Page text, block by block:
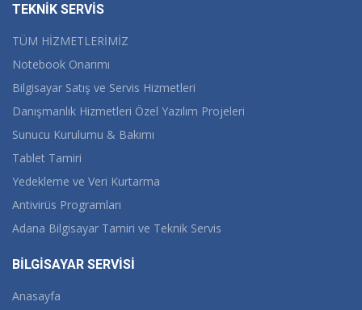
TEKNİK SERVİS
TÜM HİZMETLERİMİZ
Notebook Onarımı
Bilgisayar Satış ve Servis Hizmetleri
Danışmanlık Hizmetleri Özel Yazılım Projeleri
Sunucu Kurulumu & Bakımı
Tablet Tamiri
Yedekleme ve Veri Kurtarma
Antivirüs Programları
Adana Bilgisayar Tamiri ve Teknik Servis
BİLGİSAYAR SERVİSİ
Anasayfa